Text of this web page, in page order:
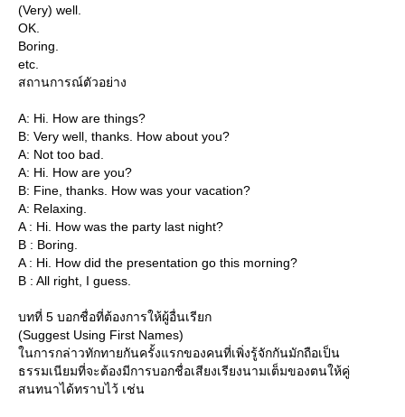
(Very) well.
OK.
Boring.
etc.
สถานการณ์ตัวอย่าง
A: Hi. How are things?
B: Very well, thanks. How about you?
A: Not too bad.
A: Hi. How are you?
B: Fine, thanks. How was your vacation?
A: Relaxing.
A : Hi. How was the party last night?
B : Boring.
A : Hi. How did the presentation go this morning?
B : All right, I guess.
บทที่ 5 บอกชื่อที่ต้องการให้ผู้อื่นเรียก
(Suggest Using First Names)
นการกล่าวทักทายกันครั้งแรกของคนที่เพิ่งรู้จักกันมักถือเป็น
ธรรมเนียมที่จะต้องมีการบอกชื่อเสียงเรียงนามเต็มของตนให้คู่
สนทนาได้ทราบไว้ เช่น